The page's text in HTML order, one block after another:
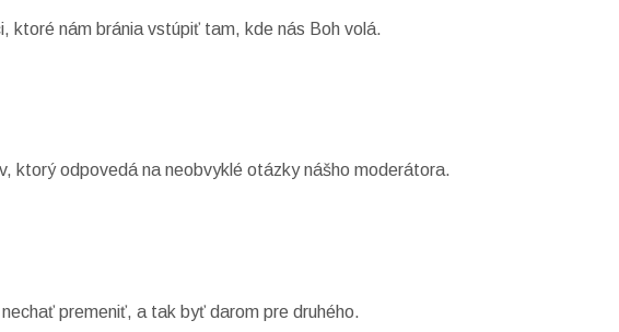
ktoré nám bránia vstúpiť tam, kde nás Boh volá.
ktorý odpovedá na neobvyklé otázky nášho moderátora.
premeniť, a tak byť darom pre druhého.